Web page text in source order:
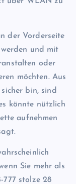
der Vorderseite
und mit
oder
möchten. Aus
bin, sind
könnte nützlich
aufnehmen
Sie mehr als
stolze 28